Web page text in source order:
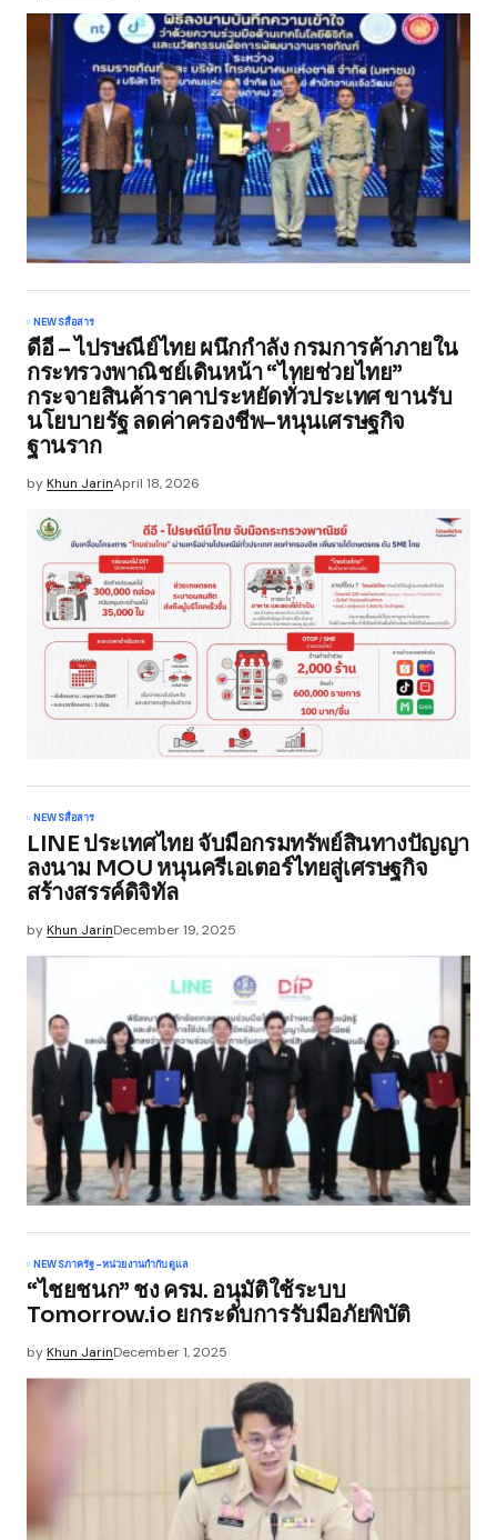
NEWSสื่อสาร
ดีอี – ไปรษณีย์ไทย ผนึกกำลัง กรมการค้าภายใน
กระทรวงพาณิชย์เดินหน้า “ไทยช่วยไทย”
กระจายสินค้าราคาประหยัดทั่วประเทศ ขานรับ
นโยบายรัฐ ลดค่าครองชีพ–หนุนเศรษฐกิจ
ฐานราก
byKhun JarinApril 18, 2026
NEWSสื่อสาร
LINE ประเทศไทย จับมือกรมทรัพย์สินทางปัญญา
ลงนาม MOU หนุนครีเอเตอร์ไทยสู่เศรษฐกิจ
สร้างสรรค์ดิจิทัล
byKhun JarinDecember 19, 2025
NEWSภาครัฐ-หน่วยงานกำกับดูแล
“ไชยชนก” ชง ครม. อนุมัติใช้ระบบ
Tomorrow.io ยกระดับการรับมือภัยพิบัติ
byKhun JarinDecember 1, 2025